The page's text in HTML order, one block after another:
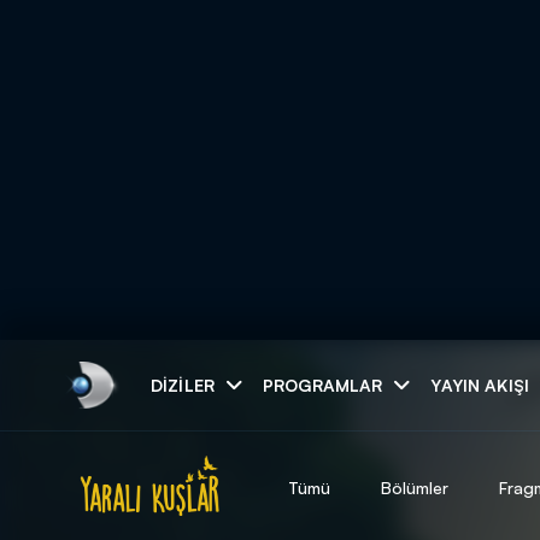
DIZILER PROGRAMLAR YAYIN AKIŞI
Tümü Bölümler